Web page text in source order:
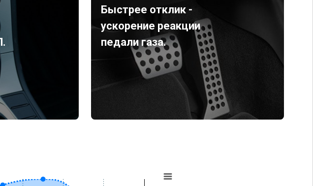
Быстрее отклик -
ускорение реакции
педали газа.